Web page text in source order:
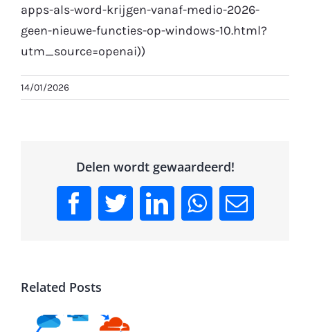
apps-als-word-krijgen-vanaf-medio-2026-
geen-nieuwe-functies-op-windows-10.html?
utm_source=openai))
14/01/2026
Delen wordt gewaardeerd!
Facebook
TwitterLinkedInWhatsApp
Email
Related Posts